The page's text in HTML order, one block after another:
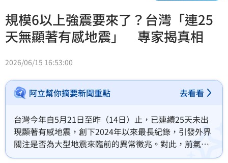
規模6以上強震要來了？台灣「連25
天無顯著有感地震」 專家揭真相
2026/06/15 16:53:00
阿立幫你摘要新聞重點 去看看
台灣今年自5月21日至昨（14日）止，已連續25天未出
現顯著有感地震，創下2024年以來最長紀錄，引發外界
關注是否為大型地震來臨前的異常徵兆。對此，前氣象
局地震測報中心主任郭鎧紋表示，根據近年統計資料，